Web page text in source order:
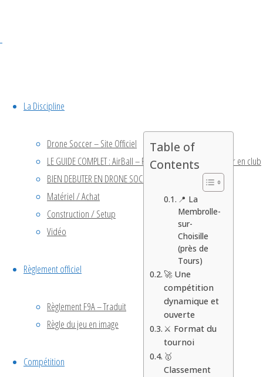
La Discipline
Drone Soccer – Site Officiel
LE GUIDE COMPLET : AirBall – Fabriquer son Drone Soccer en club
BIEN DEBUTER EN DRONE SOCCER
Matériel / Achat
Construction / Setup
Vidéo
Règlement officiel
Règlement F9A – Traduit
Règle du jeu en image
Compétition
Table of
Contents
📍 La
Membrolle-
sur-
Choisille
(près de
Tours)
🚀 Une
compétition
dynamique et
ouverte
⚔️ Format du
tournoi
🥇
Classement